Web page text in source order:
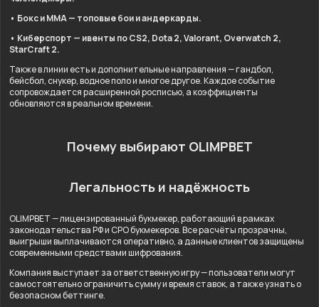
• Бокс и ММА — топовые бои и андеркарды.
• Киберспорт — ивенты по CS2, Dota 2, Valorant, Overwatch 2,
StarCraft 2.
Также в линии есть и дополнительные направления — гандбол,
бейсбол, снукер, водное поло и многое другое. Каждое событие
сопровождается расширенной росписью, а коэффициенты
обновляются в реальном времени.
Почему выбирают OLIMPBET
Легальность и надёжность
OLIMPBET — лицензированный букмекер, работающий в рамках
законодательства РФ и СРО букмекеров. Все расчёты прозрачны,
выигрыши выплачиваются оперативно, а данные клиентов защищены
современными средствами шифрования.
Компания выступает за ответственную игру — пользователи могут
самостоятельно ограничить сумму и время ставок, а также узнать о
безопасном беттинге.